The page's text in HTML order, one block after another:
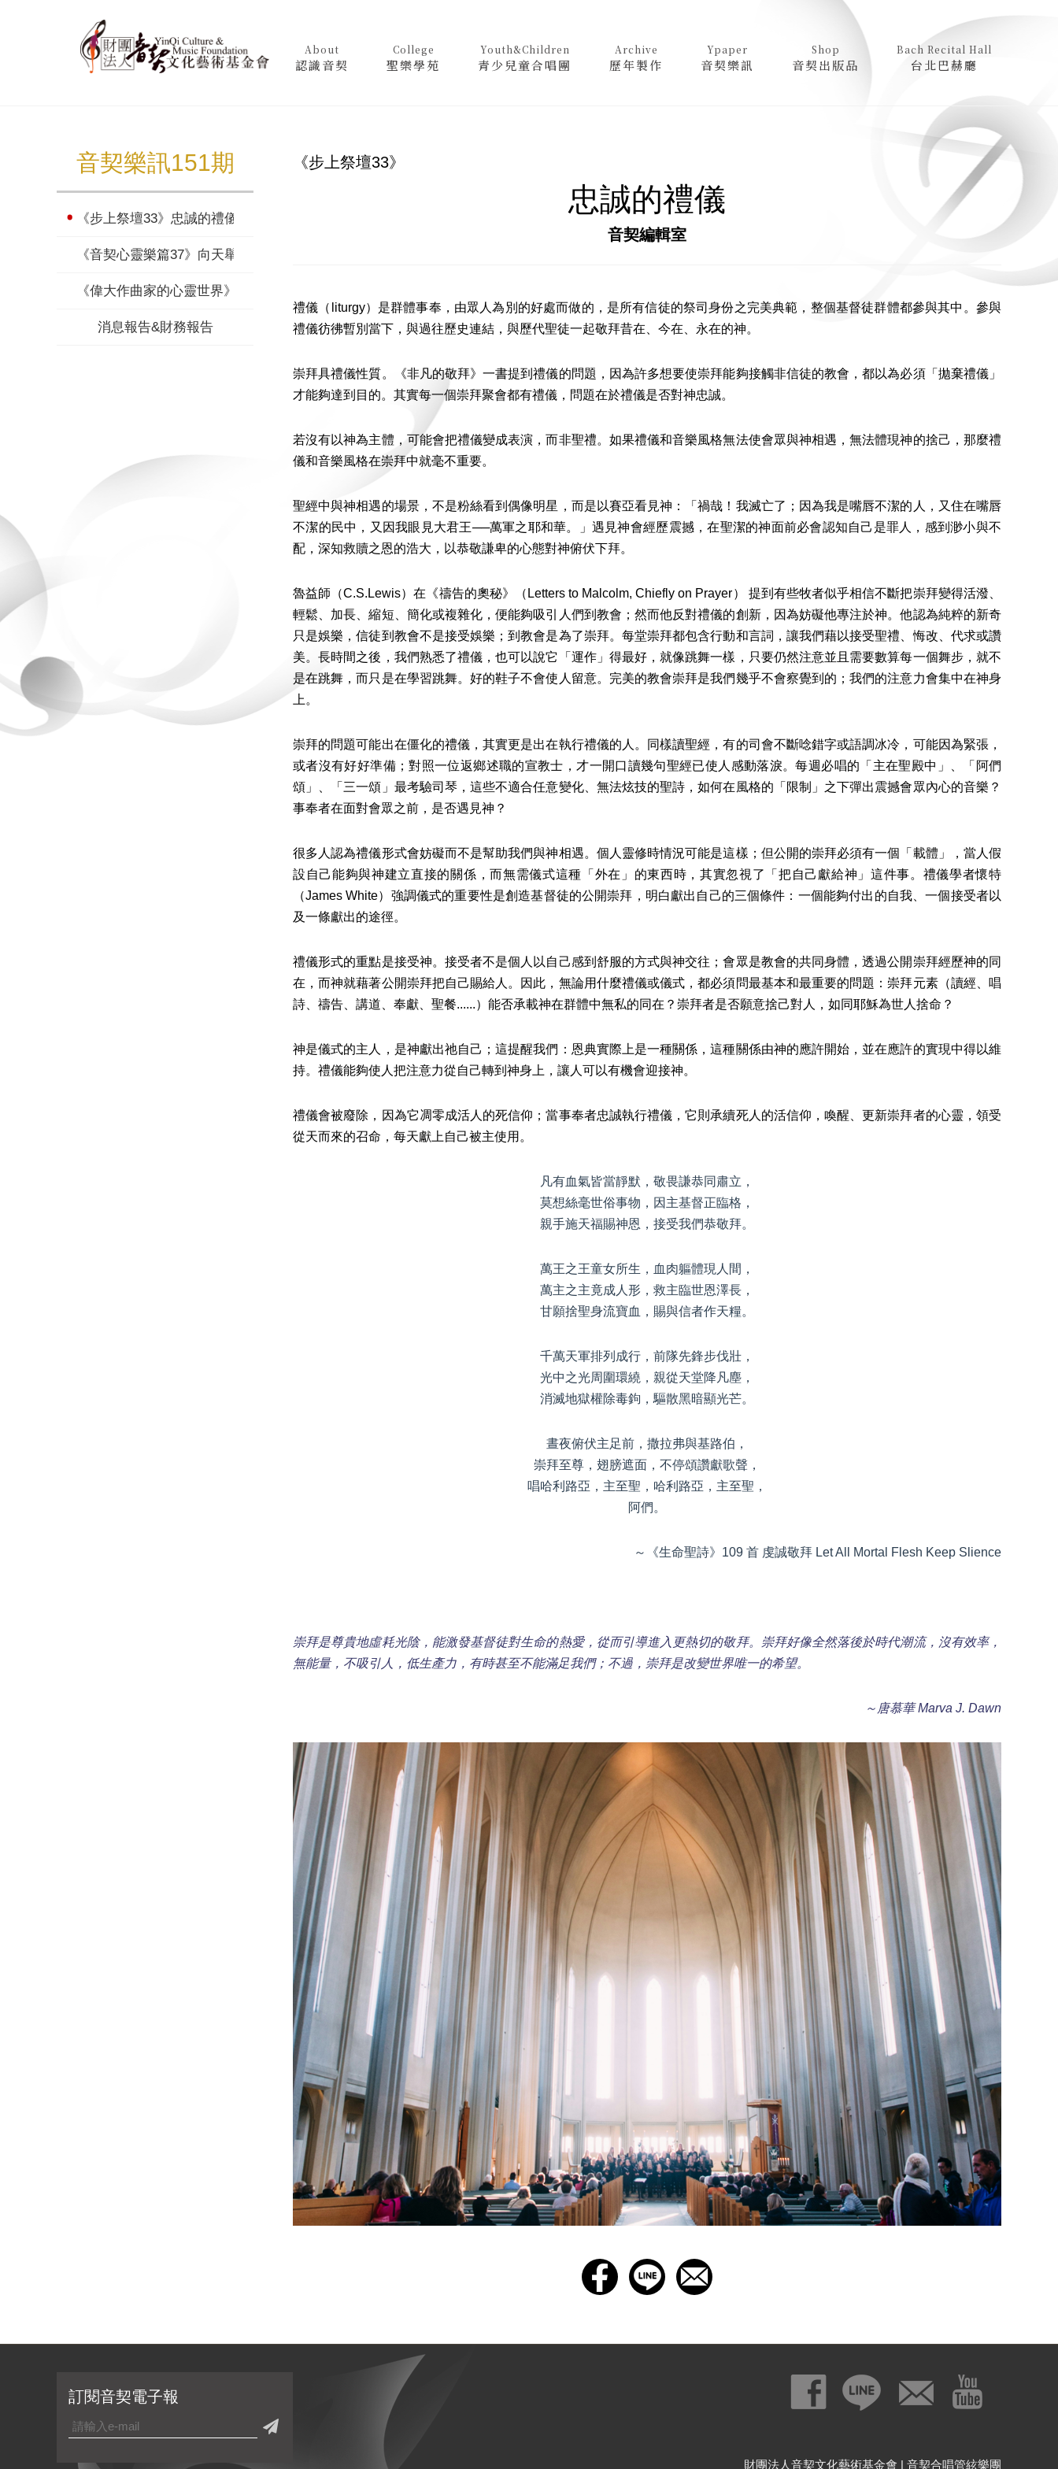
About
認識音契
College
聖樂學苑
Youth&Children
青少兒童合唱團
Archive
歷年製作
Ypaper
音契樂訊
Shop
音契出版品
Bach Recital Hall
台北巴赫廳
音契樂訊151期
《步上祭壇33》忠誠的禮儀
《音契心靈樂篇37》向天舉目
《偉大作曲家的心靈世界》法朗克（下）
消息報告&財務報告
《步上祭壇33》
忠誠的禮儀
音契編輯室
禮儀（liturgy）是群體事奉，由眾人為別的好處而做的，是所有信徒的祭司身份之完美典範，整個基督徒群體都參與其中。參與
禮儀彷彿暫別當下，與過往歷史連結，與歷代聖徒一起敬拜昔在、今在、永在的神。
崇拜具禮儀性質。《非凡的敬拜》一書提到禮儀的問題，因為許多想要使崇拜能夠接觸非信徒的教會，都以為必須「拋棄禮儀」
才能夠達到目的。其實每一個崇拜聚會都有禮儀，問題在於禮儀是否對神忠誠。
若沒有以神為主體，可能會把禮儀變成表演，而非聖禮。如果禮儀和音樂風格無法使會眾與神相遇，無法體現神的捨己，那麼禮
儀和音樂風格在崇拜中就毫不重要。
聖經中與神相遇的場景，不是粉絲看到偶像明星，而是以賽亞看見神：「禍哉！我滅亡了；因為我是嘴唇不潔的人，又住在嘴唇
不潔的民中，又因我眼見大君王──萬軍之耶和華。」遇見神會經歷震撼，在聖潔的神面前必會認知自己是罪人，感到渺小與不
配，深知救贖之恩的浩大，以恭敬謙卑的心態對神俯伏下拜。
魯益師（C.S.Lewis）在《禱告的奧秘》（Letters to Malcolm, Chiefly on Prayer） 提到有些牧者似乎相信不斷把崇拜變得活潑、
輕鬆、加長、縮短、簡化或複雜化，便能夠吸引人們到教會；然而他反對禮儀的創新，因為妨礙他專注於神。他認為純粹的新奇
只是娛樂，信徒到教會不是接受娛樂；到教會是為了崇拜。每堂崇拜都包含行動和言詞，讓我們藉以接受聖禮、悔改、代求或讚
美。長時間之後，我們熟悉了禮儀，也可以說它「運作」得最好，就像跳舞一樣，只要仍然注意並且需要數算每一個舞步，就不
是在跳舞，而只是在學習跳舞。好的鞋子不會使人留意。完美的教會崇拜是我們幾乎不會察覺到的；我們的注意力會集中在神身
上。
崇拜的問題可能出在僵化的禮儀，其實更是出在執行禮儀的人。同樣讀聖經，有的司會不斷唸錯字或語調冰冷，可能因為緊張，
或者沒有好好準備；對照一位返鄉述職的宣教士，才一開口讀幾句聖經已使人感動落淚。每週必唱的「主在聖殿中」、「阿們
頌」、「三一頌」最考驗司琴，這些不適合任意變化、無法炫技的聖詩，如何在風格的「限制」之下彈出震撼會眾內心的音樂？
事奉者在面對會眾之前，是否遇見神？
很多人認為禮儀形式會妨礙而不是幫助我們與神相遇。個人靈修時情況可能是這樣；但公開的崇拜必須有一個「載體」，當人假
設自己能夠與神建立直接的關係，而無需儀式這種「外在」的東西時，其實忽視了「把自己獻給神」這件事。禮儀學者懷特
（James White）強調儀式的重要性是創造基督徒的公開崇拜，明白獻出自己的三個條件：一個能夠付出的自我、一個接受者以
及一條獻出的途徑。
禮儀形式的重點是接受神。接受者不是個人以自己感到舒服的方式與神交往；會眾是教會的共同身體，透過公開崇拜經歷神的同
在，而神就藉著公開崇拜把自己賜給人。因此，無論用什麼禮儀或儀式，都必須問最基本和最重要的問題：崇拜元素（讀經、唱
詩、禱告、講道、奉獻、聖餐......）能否承載神在群體中無私的同在？崇拜者是否願意捨己對人，如同耶穌為世人捨命？
神是儀式的主人，是神獻出祂自己；這提醒我們：恩典實際上是一種關係，這種關係由神的應許開始，並在應許的實現中得以維
持。禮儀能夠使人把注意力從自己轉到神身上，讓人可以有機會迎接神。
禮儀會被廢除，因為它凋零成活人的死信仰；當事奉者忠誠執行禮儀，它則承續死人的活信仰，喚醒、更新崇拜者的心靈，領受
從天而來的召命，每天獻上自己被主使用。
凡有血氣皆當靜默，敬畏謙恭同肅立，
莫想絲毫世俗事物，因主基督正臨格，
親手施天福賜神恩，接受我們恭敬拜。
萬王之王童女所生，血肉軀體現人間，
萬主之主竟成人形，救主臨世恩澤長，
甘願捨聖身流寶血，賜與信者作天糧。
千萬天軍排列成行，前隊先鋒步伐壯，
光中之光周圍環繞，親從天堂降凡塵，
消滅地獄權除毒鉤，驅散黑暗顯光芒。
晝夜俯伏主足前，撒拉弗與基路伯，
崇拜至尊，翅膀遮面，不停頌讚獻歌聲，
唱哈利路亞，主至聖，哈利路亞，主至聖，
阿們。
～《生命聖詩》109 首 虔誠敬拜 Let All Mortal Flesh Keep Slience
崇拜是尊貴地虛耗光陰，能激發基督徒對生命的熱愛，從而引導進入更熱切的敬拜。崇拜好像全然落後於時代潮流，沒有效率，
無能量，不吸引人，低生產力，有時甚至不能滿足我們；不過，崇拜是改變世界唯一的希望。
～唐慕華 Marva J. Dawn
財團法人音契文化藝術基金會 | 音契合唱管絃樂團
訂閱音契電子報